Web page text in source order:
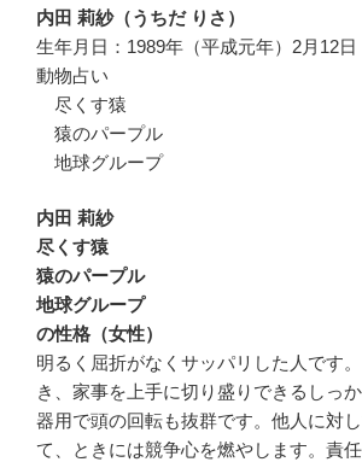
内田 莉紗（うちだ りさ）
生年月日：1989年（平成元年）2月12日
動物占い
尽くす猿
猿のパープル
地球グループ
内田 莉紗
尽くす猿
猿のパープル
地球グループ
の性格（女性）
明るく屈折がなくサッパリした人です
き、家事を上手に切り盛りできるしっ
器用で頭の回転も抜群です。他人に対
て、ときには競争心を燃やします。責